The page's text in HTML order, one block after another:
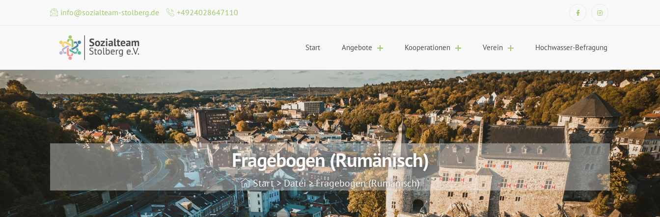
info@sozialteam-stolberg.de +4924028647110
Start Angebote Kooperationen Verein Hochwasser-Befragung
Fragebogen (Rumänisch)
Start >Datei >Fragebogen (Rumänisch)